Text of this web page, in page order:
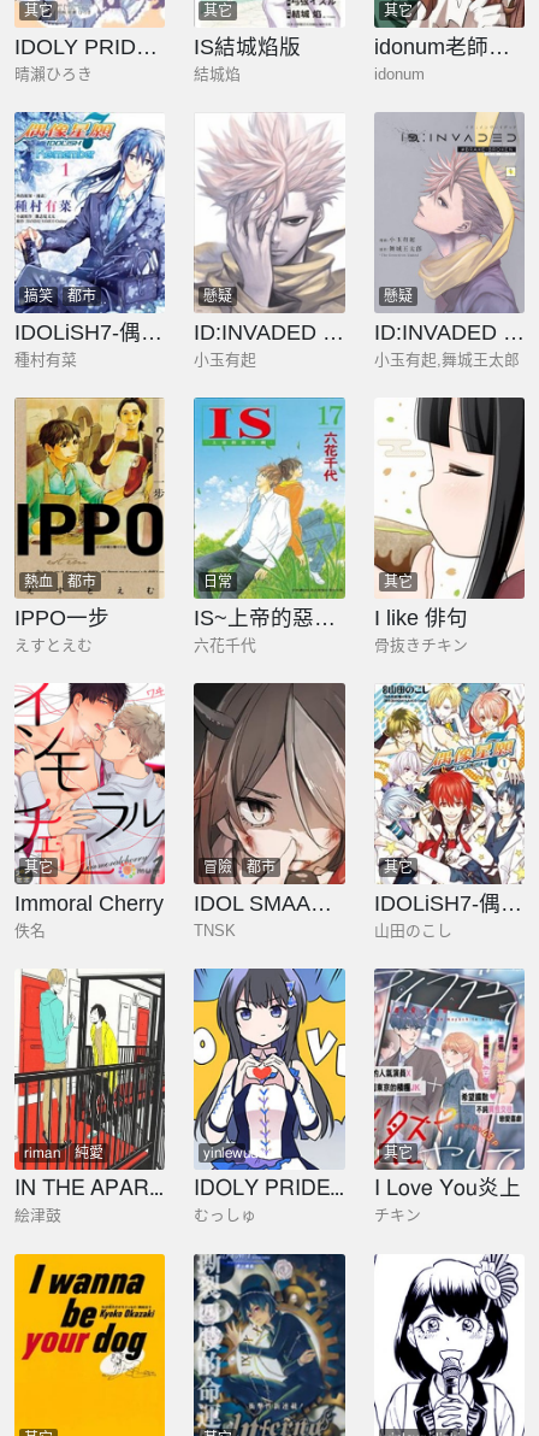
其它
IDOLY PRIDE Stage of Asterism
晴瀨ひろき
其它
IS結城焰版
結城焰
其它
idonum老師賽馬娘漫畫合集
idonum
搞笑 都市
IDOLiSH7-偶像星願- Re：member
種村有菜
懸疑
ID:INVADED #BRAKE BROKEN
小玉有起
懸疑
ID:INVADED #BRAKE BROKEN
小玉有起,舞城王太郎
熱血 都市
IPPO一步
えすとえむ
日常
IS~上帝的惡作劇~
六花千代
其它
I like 俳句
骨抜きチキン
其它
Immoral Cherry
佚名
冒險 都市
IDOL SMAAAAAAASH!!!
TNSK
其它
IDOLiSH7-偶像星願
山田のこし
riman
純愛
weimei 劇情
都市
總裁
xiaoyuan IN THE APARTMENT
絵津鼓
yinlewudao
IDOLY PRIDE 官方四格 On/Back STAGE
むっしゅ
其它
I Love You炎上
チキン